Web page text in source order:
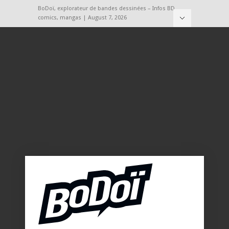
BoDoï, explorateur de bandes dessinées – Infos BD,
comics, mangas | August 7, 2026